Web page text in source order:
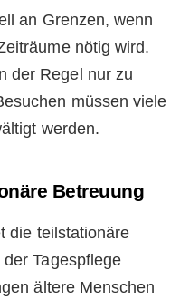
an Grenzen, wenn
nötig wird.
der Regel nur zu
müssen viele
werden.
Betreuung
die teilstationäre
Tagespflege
ältere Menschen